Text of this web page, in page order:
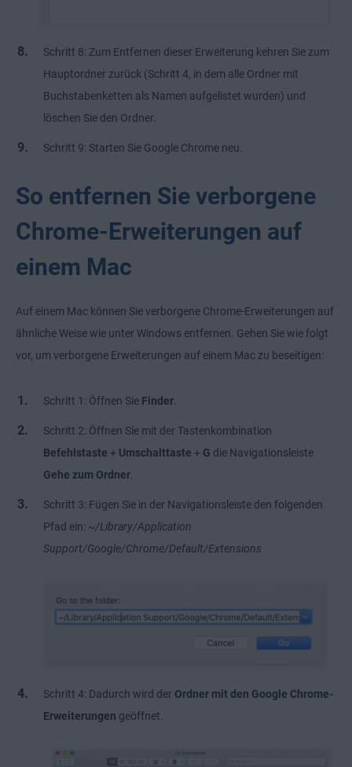
Schritt 8: Zum Entfernen dieser Erweiterung kehren Sie zum
Hauptordner zurück (Schritt 4, in dem alle Ordner mit
Buchstabenketten als Namen aufgelistet wurden) und
löschen Sie den Ordner.
Schritt 9: Starten Sie Google Chrome neu.
So entfernen Sie verborgene
Chrome-Erweiterungen auf
einem Mac
Auf einem Mac können Sie verborgene Chrome-Erweiterungen auf
ähnliche Weise wie unter Windows entfernen. Gehen Sie wie folgt
vor, um verborgene Erweiterungen auf einem Mac zu beseitigen:
Schritt 1: Öffnen Sie Finder.
Schritt 2: Öffnen Sie mit der Tastenkombination
Befehlstaste + Umschalttaste + G die Navigationsleiste
Gehe zum Ordner.
Schritt 3: Fügen Sie in der Navigationsleiste den folgenden
Pfad ein: ~/Library/Application
Support/Google/Chrome/Default/Extensions
Schritt 4: Dadurch wird der Ordner mit den Google Chrome-
Erweiterungen geöffnet.